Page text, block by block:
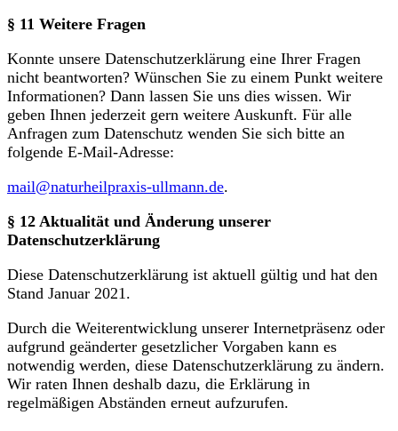
§ 11 Weitere Fragen
Konnte unsere Datenschutzerklärung eine Ihrer Fragen
nicht beantworten? Wünschen Sie zu einem Punkt weitere
Informationen? Dann lassen Sie uns dies wissen. Wir
geben Ihnen jederzeit gern weitere Auskunft. Für alle
Anfragen zum Datenschutz wenden Sie sich bitte an
folgende E-Mail-Adresse:
mail@naturheilpraxis-ullmann.de.
§ 12 Aktualität und Änderung unserer
Datenschutzerklärung
Diese Datenschutzerklärung ist aktuell gültig und hat den
Stand Januar 2021.
Durch die Weiterentwicklung unserer Internetpräsenz oder
aufgrund geänderter gesetzlicher Vorgaben kann es
notwendig werden, diese Datenschutzerklärung zu ändern.
Wir raten Ihnen deshalb dazu, die Erklärung in
regelmäßigen Abständen erneut aufzurufen.